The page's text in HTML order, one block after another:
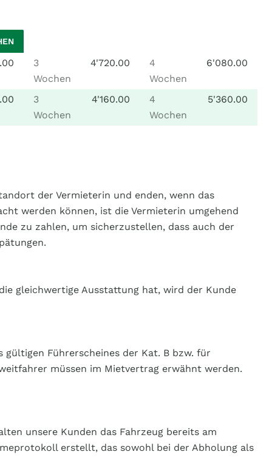
3
Wochen
4'720.00
4
Wochen
6'080.00
3
Wochen
4'160.00
4
Wochen
5'360.00
der Vermieterin und enden, wenn das
werden können, ist die Vermieterin umgehend
zu zahlen, um sicherzustellen, dass auch der
gleichwertige Ausstattung hat, wird der Kunde
gültigen Führerscheines der Kat. B bzw. für
müssen im Mietvertrag erwähnt werden.
unsere Kunden das Fahrzeug bereits am
erstellt, das sowohl bei der Abholung als